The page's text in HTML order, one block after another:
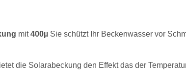
mit400µ Sie schützt Ihr Beckenwasser vor
die Solarabeckung den Effekt das der